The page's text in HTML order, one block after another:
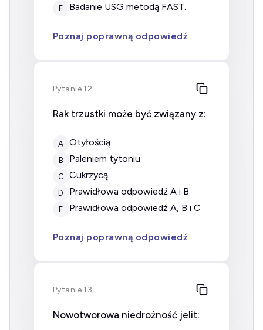
E badanie USG metodą FAST.
Poznaj poprawną odpowiedź
Pytanie 12
Rak trzustki może być związany z:
A otyłością
B paleniem tytoniu
C cukrzycą
D prawidłowa odpowiedź A i B
E prawidłowa odpowiedź A, B i C
Poznaj poprawną odpowiedź
Pytanie 13
Nowotworowa niedrożność jelit: